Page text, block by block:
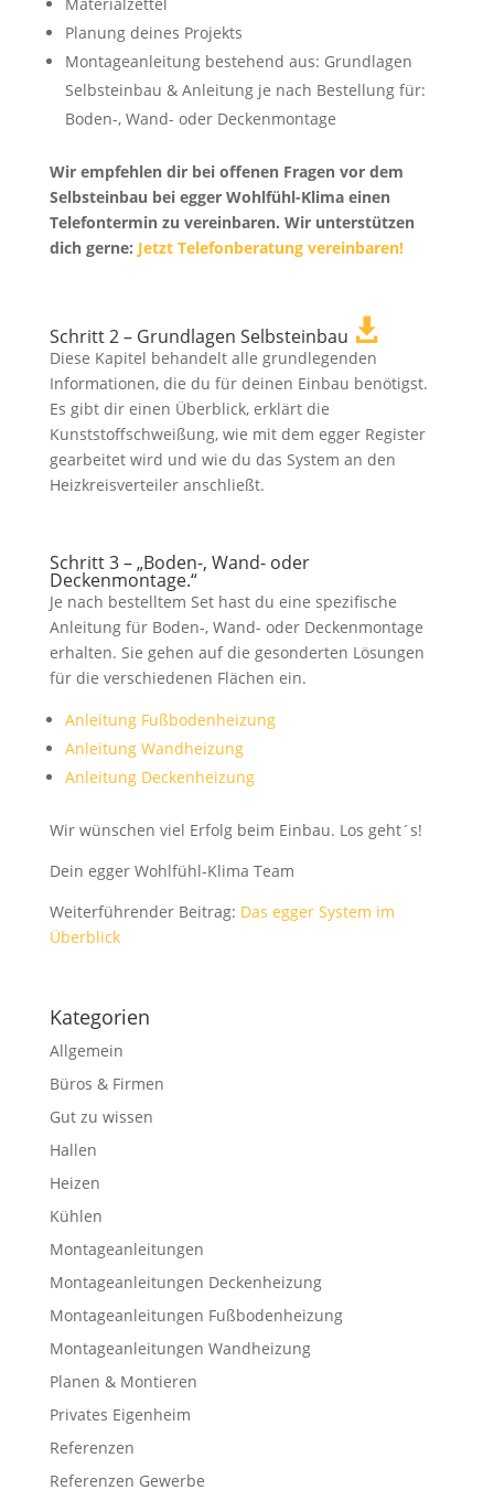
Materialzettel
Planung deines Projekts
Montageanleitung bestehend aus: Grundlagen
Selbsteinbau & Anleitung je nach Bestellung für:
Boden-, Wand- oder Deckenmontage
Wir empfehlen dir bei offenen Fragen vor dem
Selbsteinbau bei egger Wohlfühl-Klima einen
Telefontermin zu vereinbaren. Wir unterstützen
dich gerne: Jetzt Telefonberatung vereinbaren!
Schritt 2 – Grundlagen Selbsteinbau 
Diese Kapitel behandelt alle grundlegenden
Informationen, die du für deinen Einbau benötigst.
Es gibt dir einen Überblick, erklärt die
Kunststoffschweißung, wie mit dem egger Register
gearbeitet wird und wie du das System an den
Heizkreisverteiler anschließt.
Schritt 3 – „Boden-, Wand- oder
Deckenmontage.“
Je nach bestelltem Set hast du eine spezifische
Anleitung für Boden-, Wand- oder Deckenmontage
erhalten. Sie gehen auf die gesonderten Lösungen
für die verschiedenen Flächen ein.
Anleitung Fußbodenheizung
Anleitung Wandheizung
Anleitung Deckenheizung
Wir wünschen viel Erfolg beim Einbau. Los geht´s!
Dein egger Wohlfühl-Klima Team
Weiterführender Beitrag: Das egger System im
Überblick
Kategorien
Allgemein
Büros & Firmen
Gut zu wissen
Hallen
Heizen
Kühlen
Montageanleitungen
Montageanleitungen Deckenheizung
Montageanleitungen Fußbodenheizung
Montageanleitungen Wandheizung
Planen & Montieren
Privates Eigenheim
Referenzen
Referenzen Gewerbe